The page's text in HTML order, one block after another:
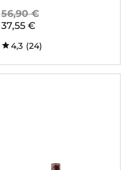
56,90 €
37,55 €
4,3 (24)